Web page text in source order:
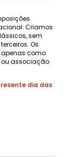
Criamos
sem
Os
como
ou associação
dia das